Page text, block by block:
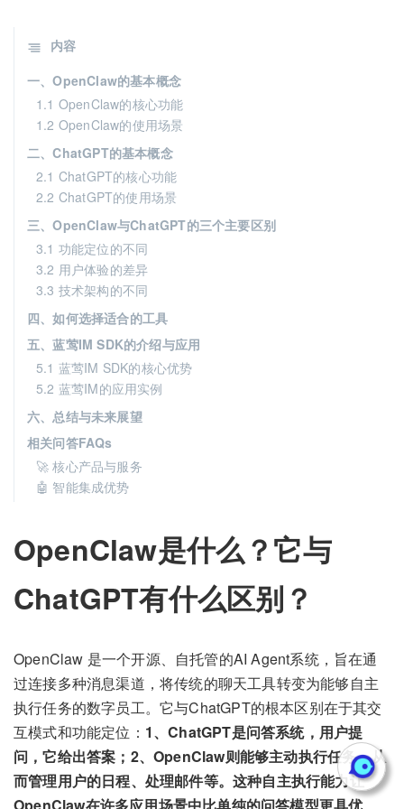
OpenClaw是什么？它与
ChatGPT有什么区别？
OpenClaw 是一个开源、自托管的AI Agent系统，旨在通
过连接多种消息渠道，将传统的聊天工具转变为能够自主
执行任务的数字员工。它与ChatGPT的根本区别在于其交
互模式和功能定位： 1、ChatGPT是问答系统，用户提
问，它给出答案；2、OpenClaw则能够主动执行任务，从
而管理用户的日程、处理邮件等。这种自主执行能力让
内容
一、OpenClaw的基本概念
1.1 OpenClaw的核心功能
1.2 OpenClaw的使用场景
二、ChatGPT的基本概念
2.1 ChatGPT的核心功能
2.2 ChatGPT的使用场景
三、OpenClaw与ChatGPT的三个主要区别
3.1 功能定位的不同
3.2 用户体验的差异
3.3 技术架构的不同
四、如何选择适合的工具
五、蓝莺IM SDK的介绍与应用
5.1 蓝莺IM SDK的核心优势
5.2 蓝莺IM的应用实例
六、总结与未来展望
相关问答FAQs
🚀 核心产品与服务
🤖 智能集成优势